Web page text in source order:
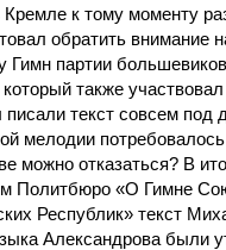
к тому моменту
обратить внимание
Гимн партии
также участвовал
текст совсем под
мелодии
можно отказаться? В
Политбюро «О Гимне
Республик» текст
Александрова были